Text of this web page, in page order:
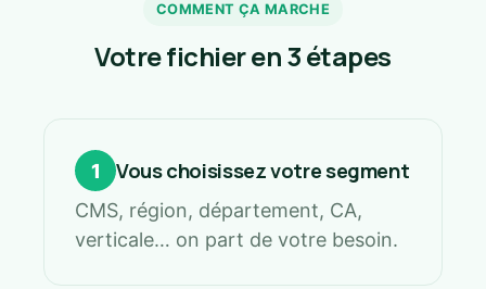
COMMENT ÇA MARCHE
Votre fichier en 3 étapes
1 Vous choisissez votre segment
CMS, région, département, CA,
verticale… on part de votre besoin.